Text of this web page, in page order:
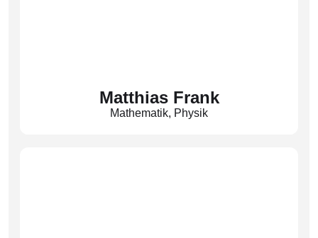
Matthias Frank
Mathematik, Physik